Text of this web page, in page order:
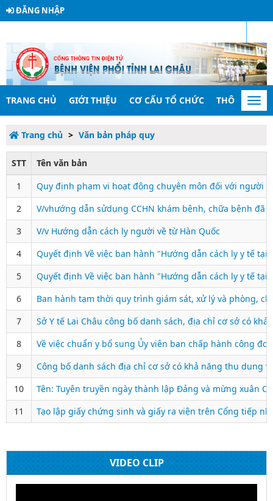
ĐĂNG NHẬP
TRANG CHỦ GIỚI THIỆU CƠ CẤU TỔ CHỨC THÔNG TIN
Trang chủ
Văn bản pháp quy
STT
Tên văn bản
1
Quy định phạm vi hoạt động chuyên môn đối với người
2
V/vhướng dẫn sửdụng CCHN khám bệnh, chữa bệnh đã
3
V/v Hướng dẫn cách ly người về từ Hàn Quốc
4
Quyết định Về việc ban hành "Hướng dẫn cách ly y tế
5
Quyết định Về việc ban hành "Hướng dẫn cách ly y tế
6
Ban hành tạm thời quy trình giám sát, xử lý và phòng,
7
Sở Y tế Lai Châu công bố danh sách, địa chỉ cơ sở có
8
Về việc chuẩn y bổ sung Ủy viên ban chấp hành công
9
Công bố danh sách địa chỉ cơ sở có khả năng thu dung
10
Tên: Tuyên truyền ngày thành lập Đảng và mừng xuân
11
Tạo lập giấy chứng sinh và giấy ra viện trên Cổng tiếp
VIDEO CLIP